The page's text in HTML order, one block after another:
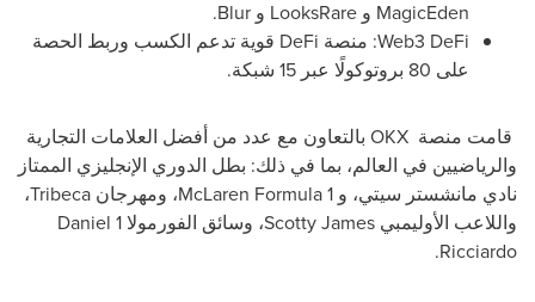
MagicEden و LooksRare و Blur
.
Web3 DeFi: منصة DeFi قوية تدعم الكسب وربط الحصة
على 80 بروتوكولًا عبر 15 شبكة.
قامت منصة OKX بالتعاون مع عدد من أفضل العلامات التجارية
والرياضيين في العالم، بما في ذلك: بطل الدوري الإنجليزي الممتاز
نادي مانشستر سيتي، و McLaren Formula 1، ومهرجان Tribeca،
واللاعب الأوليمبي Scotty James، وسائق الفورمولا 1
Daniel
Ricciardo
.